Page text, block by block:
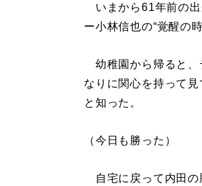
いまから61年前の出
ー小林信也の“覚醒の
幼稚園から帰ると、
なりに関心を持って
と知った。
（今日も勝った）
自宅に戻って内田の